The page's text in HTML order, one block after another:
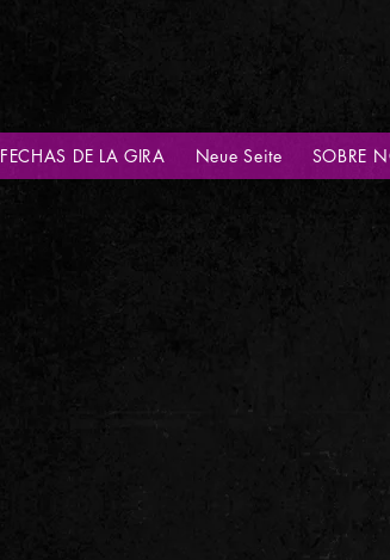
FECHAS DE LA GIRA Neue Seite SOBRE